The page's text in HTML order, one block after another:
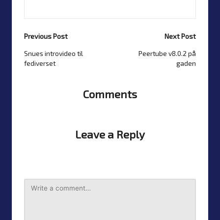
Post
Previous Post
Snues introvideo til
fediverset
Next Post
Peertube v8.0.2 på
gaden
Comments
Leave a Reply